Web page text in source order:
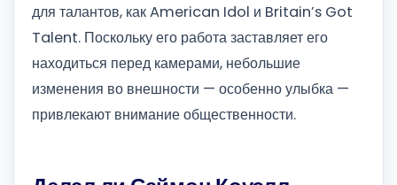
для талантов, как American Idol и Britain’s Got
Talent. Поскольку его работа заставляет его
находиться перед камерами, небольшие
изменения во внешности — особенно улыбка —
привлекают внимание общественности.